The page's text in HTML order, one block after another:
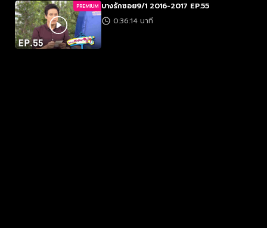
PREMIUM บางรักซอย9/1 2016-2017 EP.55
0:36:14 นาที